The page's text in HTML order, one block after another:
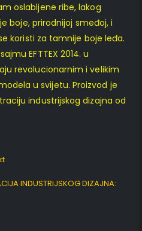
oslabljene ribe, lakog
boje, prirodnijoj smeđoj, i
koristi za tamnije boje leđa.
EFTTEX 2014. u
revolucionarnim i velikim
u svijetu. Proizvod je
industrijskog dizajna od
INDUSTRIJSKOG DIZAJNA: